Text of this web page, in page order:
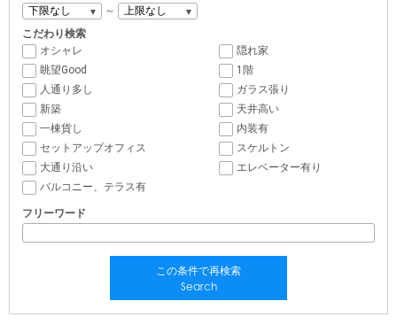
～
こだわり検索
オシャレ
隠れ家
眺望Good
1階
人通り多し
ガラス張り
新築
天井高い
一棟貨し
内装有
セットアップオフィス
スケルトン
大通り沿い
エレベーター有り
バルコニー、テラス有
フリーワード
この条件で再検索
Search